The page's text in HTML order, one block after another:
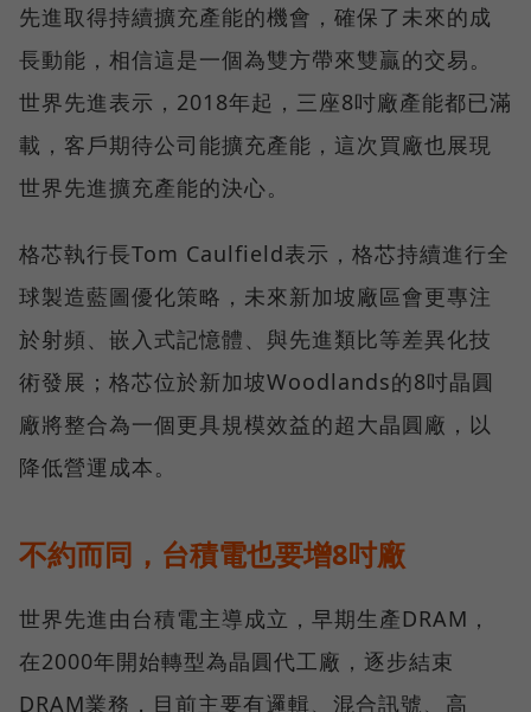
先進取得持續擴充產能的機會，確保了未來的成
長動能，相信這是一個為雙方帶來雙贏的交易。
世界先進表示，2018年起，三座8吋廠產能都已滿
載，客戶期待公司能擴充產能，這次買廠也展現
世界先進擴充產能的決心。
格芯執行長Tom Caulfield表示，格芯持續進行全
球製造藍圖優化策略，未來新加坡廠區會更專注
於射頻、嵌入式記憶體、與先進類比等差異化技
術發展；格芯位於新加坡Woodlands的8吋晶圓
廠將整合為一個更具規模效益的超大晶圓廠，以
降低營運成本。
不約而同，台積電也要增8吋廠
世界先進由台積電主導成立，早期生產DRAM，
在2000年開始轉型為晶圓代工廠，逐步結束
DRAM業務，目前主要有邏輯、混合訊號、高